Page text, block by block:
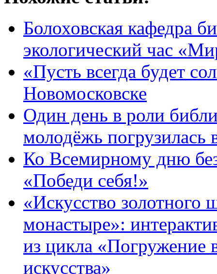
Болоховская кафедра
экологический час
«Пусть всегда будет
Новомосковске
Один день в роли
молодёжь погрузилась
Ко Всемирному дню
«Победи себя!»
«Искусство золотного
монастыре»:
из цикла «Погружение
искусства»